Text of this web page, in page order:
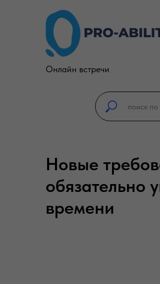
Онлайн встречи
Новые
обязательно
времени